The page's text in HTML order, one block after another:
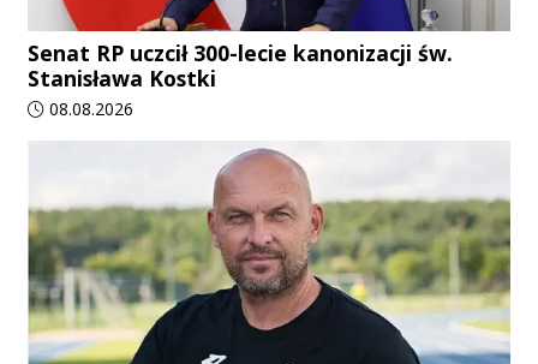
Senat RP uczcił 300-lecie kanonizacji św.
Stanisława Kostki
Data dodania artykułu:
08.08.2026